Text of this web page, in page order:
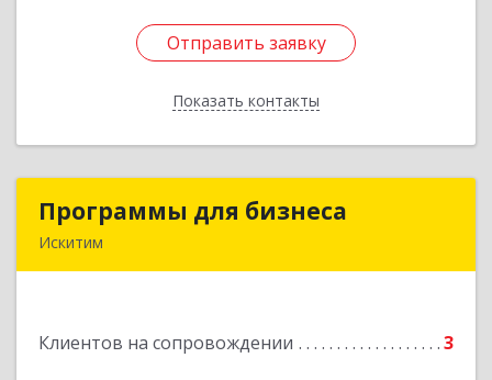
Отправить заявку
Показать контакты
Отправить заявку
Назад
Программы для бизнеса
Искитим
Клиентов на сопровождении 3
Программы для бизнеса